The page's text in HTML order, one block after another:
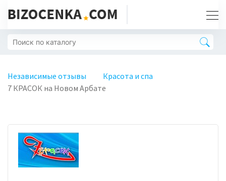
Независимые отзывы
Красота и спа
7 КРАСОК на Новом Арбате